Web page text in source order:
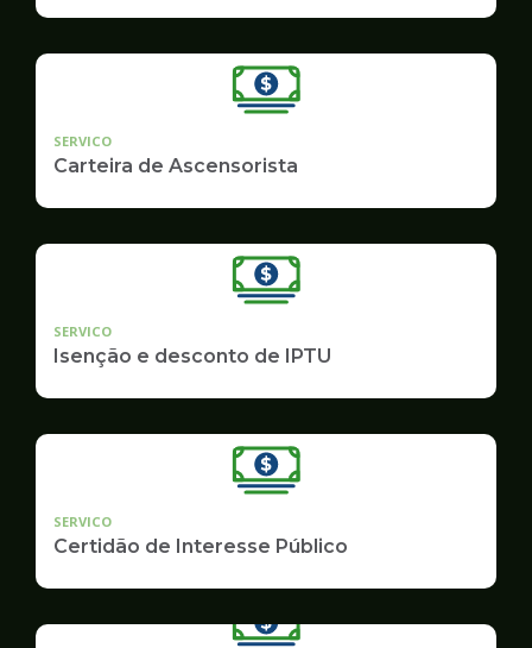
SERVICO
Carteira de Ascensorista
SERVICO
Isenção e desconto de IPTU
SERVICO
Certidão de Interesse Público